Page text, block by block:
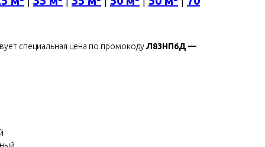
специальная цена по промокодуЛ83НП6Д —